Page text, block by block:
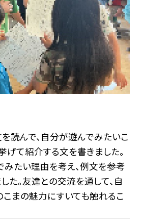
を読んで、自分が遊んでみたいこ
げて紹介する文を書きました。
たい理由を考え、例文を参考
た。友達との交流を通して、自
まの魅力にすいても触れるこ